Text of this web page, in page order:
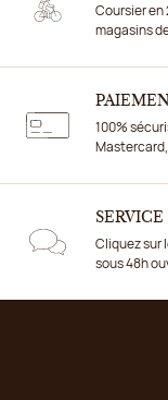
Coursier en
magasins
100%
Cliquez sur
sous 48h